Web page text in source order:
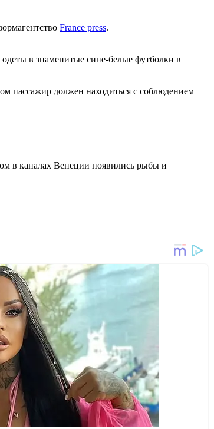
France press.
в знаменитые сине-белые футболки в
пассажир должен находиться с соблюдением
в каналах Венеции появились рыбы и